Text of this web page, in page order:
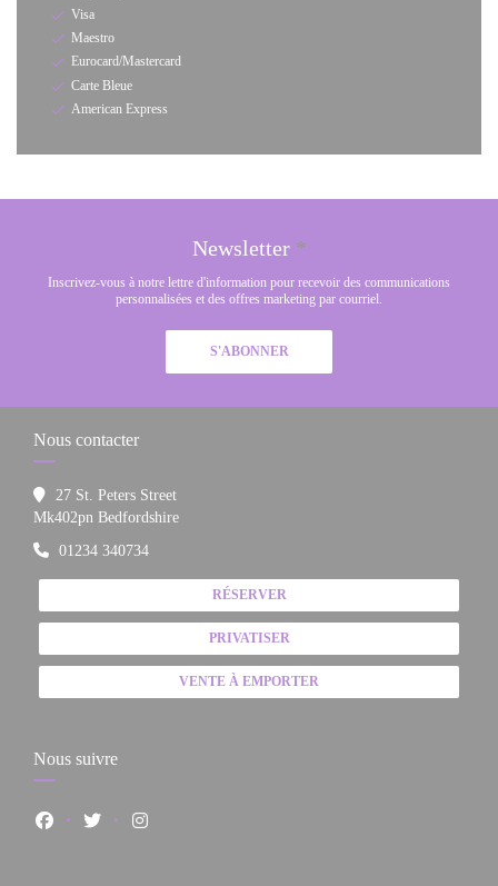
Visa
Maestro
Eurocard/Mastercard
Carte Bleue
American Express
Newsletter *
Inscrivez-vous à notre lettre d'information pour recevoir des communications
personnalisées et des offres marketing par courriel.
S'ABONNER
Nous contacter
27 St. Peters Street
Mk402pn Bedfordshire((ouvre une nouvelle fenêtre))
01234 340734
RÉSERVER
PRIVATISER
VENTE À EMPORTER
Nous suivre
Facebook ((ouvre une nouvelle fenêtre))
Twitter ((ouvre une nouvelle fenêtre))
Instagram ((ouvre une nouvelle fenêtre))